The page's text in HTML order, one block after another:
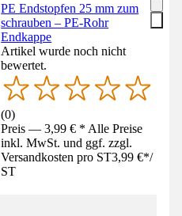
PE Endstopfen 25 mm zum
schrauben – PE-Rohr
Endkappe
Artikel wurde noch nicht
bewertet.
(0)
Preis — 3,99 € * Alle Preise
inkl. MwSt. und ggf. zzgl.
Versandkosten pro ST3,99 €*/
ST